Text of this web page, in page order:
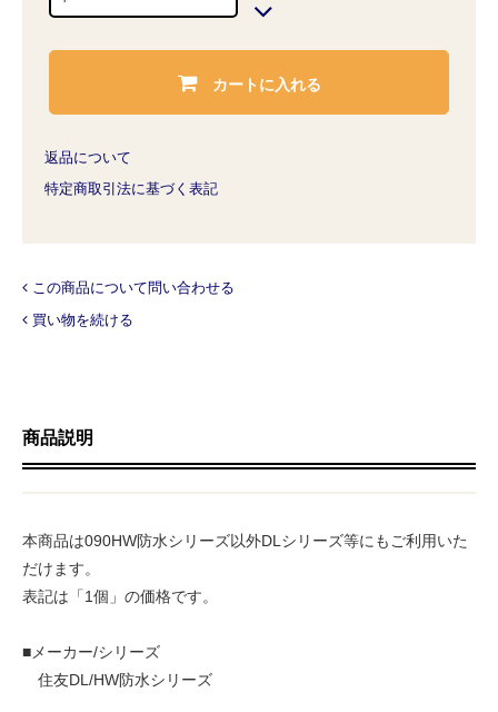
カートに入れる
返品について
特定商取引法に基づく表記
この商品について問い合わせる
買い物を続ける
商品説明
本商品は090HW防水シリーズ以外DLシリーズ等にもご利用いた
だけます。
表記は「1個」の価格です。
■メーカー/シリーズ
住友DL/HW防水シリーズ